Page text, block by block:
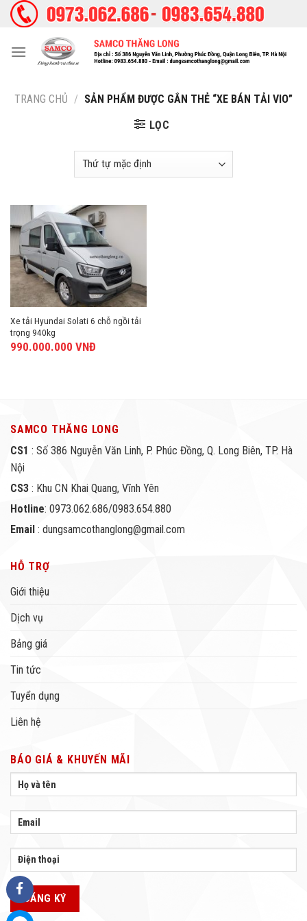
Skip
TRANG CHỦ / SẢN PHẨM ĐƯỢC GẮN THẺ “XE BÁN TẢI VIO”
LỌC
Xe tải Hyundai Solati 6 chỗ ngồi tải
trọng 940kg
990.000.000 VNĐ
SAMCO THĂNG LONG
CS1 : Số 386 Nguyễn Văn Linh, P. Phúc Đồng, Q. Long Biên, TP. Hà
Nội
CS3 : Khu CN Khai Quang, Vĩnh Yên
Hotline: 0973.062.686/0983.654.880
Email : dungsamcothanglong@gmail.com
HỖ TRỢ
Giới thiệu
Dịch vụ
Bảng giá
Tin tức
Tuyển dụng
Liên hệ
BÁO GIÁ & KHUYẾN MÃI